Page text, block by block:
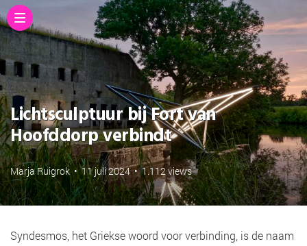
Lichtsculptuur bij Fort van
Hoofddorp verbindt
Marja Ruigrok • 11 juli 2024 •1.112 views
Syndesmos, het Griekse woord voor verbinding, is de naam